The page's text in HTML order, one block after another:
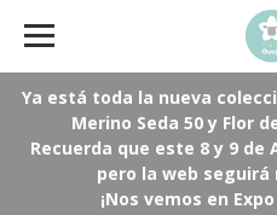
Ya está toda la nueva
Merino Seda 50 y Flor
Recuerda que este 8 y 9
pero la web seguirá
¡Nos vemos en